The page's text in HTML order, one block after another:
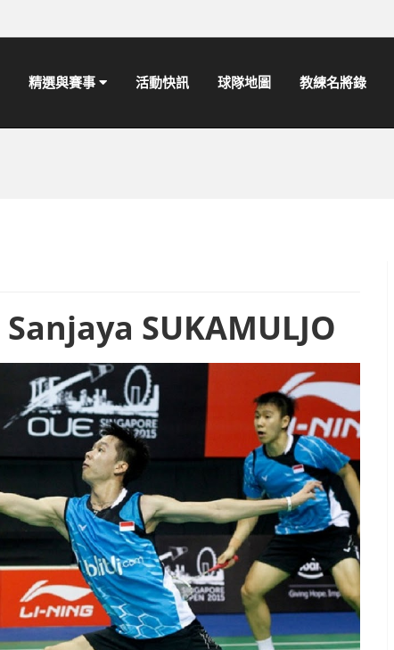
精選與賽事 活動快訊 球隊地圖 教練名將錄
SUKAMULJO